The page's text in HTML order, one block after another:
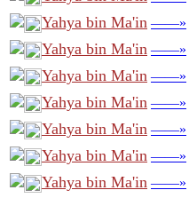
Yahya bin Ma'in ——»
Yahya bin Ma'in ——»
Yahya bin Ma'in ——»
Yahya bin Ma'in ——»
Yahya bin Ma'in ——»
Yahya bin Ma'in ——»
Yahya bin Ma'in ——»